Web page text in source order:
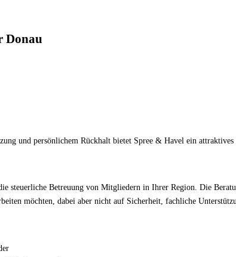
Donau
und persönlichem Rückhalt bietet Spree & Havel ein
steuerliche Betreuung von Mitgliedern in Ihrer Region. Die
möchten, dabei aber nicht auf Sicherheit, fachliche